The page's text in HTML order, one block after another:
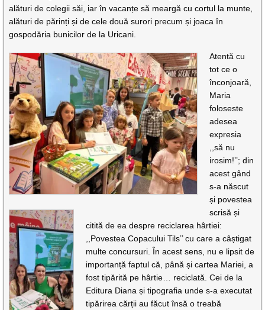
alături de colegii săi, iar în vacanțe să meargă cu cortul la munte,
alături de părinți și de cele două surori precum și joaca în
gospodăria bunicilor de la Uricani.
Atentă cu
tot ce o
înconjoară,
Maria
foloseste
adesea
expresia
,,să nu
irosim!’’; din
acest gând
s-a născut
și povestea
scrisă și
citită de ea despre reciclarea hârtiei:
,,Povestea Copacului Tils’’ cu care a câștigat
multe concursuri. În acest sens, nu e lipsit de
importanță faptul că, până și cartea Mariei, a
fost tipărită pe hârtie… reciclată. Cei de la
Editura Diana și tipografia unde s-a executat
tipărirea cărții au făcut însă o treabă